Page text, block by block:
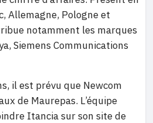
Allemagne, Pologne et
notamment les marques
Siemens Communications
il est prévu que Newcom
de Maurepas. L’équipe
Itancia sur son site de